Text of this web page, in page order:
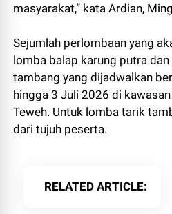
masyarakat,” kata Ardian,
Sejumlah perlombaan yang
lomba balap karung putra
tambang yang dijadwalkan
hingga 3 Juli 2026 di
Teweh. Untuk lomba tarik
dari tujuh peserta.
RELATED ARTICLE